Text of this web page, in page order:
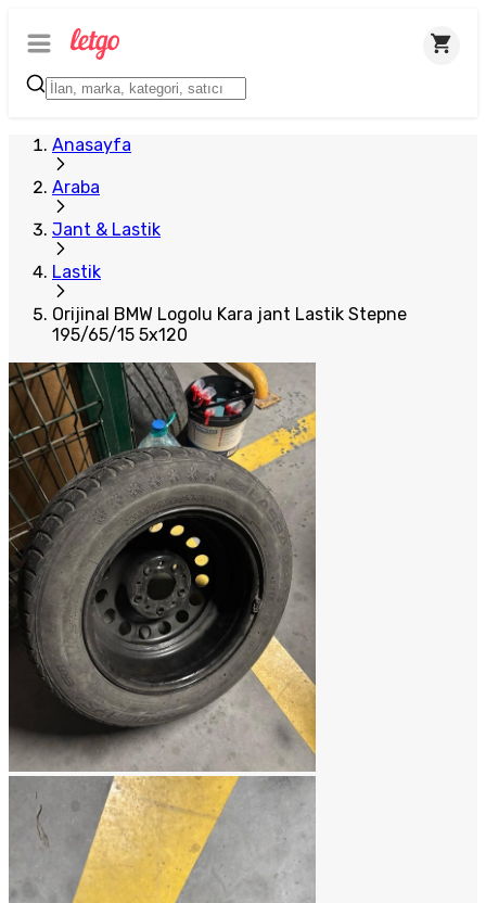
Anasayfa
Araba
Jant & Lastik
Lastik
Orijinal BMW Logolu Kara jant Lastik Stepne
195/65/15 5x120